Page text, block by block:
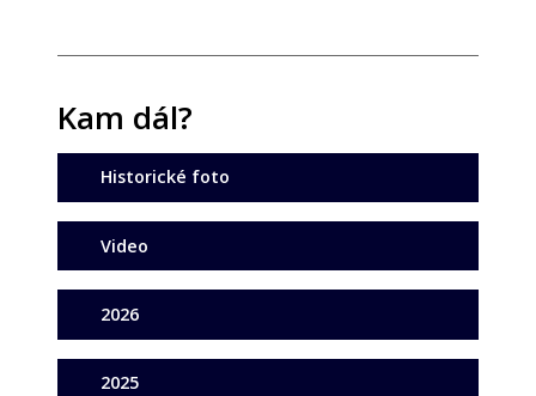
Kam dál?
Historické foto
Video
2026
2025